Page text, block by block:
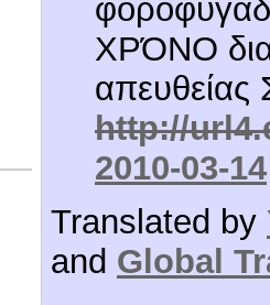
ΧΡΌΝΟ
http://
2010-03-14
Translated by
and Global